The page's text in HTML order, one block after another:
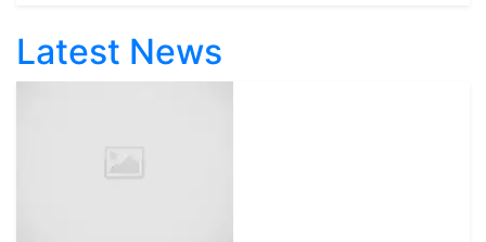
Latest News